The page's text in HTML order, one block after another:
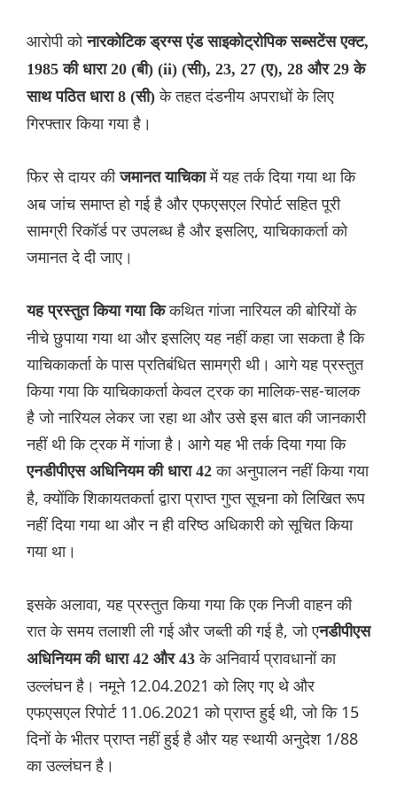
आरोपी कोनारकोटिक ड्रग्स एंड साइकोट्रोपिक सब्सटेंस एक्ट,
1985 की धारा 20 (बी) (ii) (सी), 23, 27 (ए), 28 और 29 के
साथ पठित धारा 8 (सी) के तहत दंडनीय अपराधों के लिए
गिरफ्तार किया गया है।
फिर से दायर कीजमानत याचिकामें यह तर्क दिया गया था कि
अब जांच समाप्त हो गई है और एफएसएल रिपोर्ट सहित पूरी
सामग्री रिकॉर्ड पर उपलब्ध है और इसलिए, याचिकाकर्ता को
जमानत दे दी जाए।
यह प्रस्तुत किया गया किकथित गांजा नारियल की बोरियों के
नीचे छुपाया गया था और इसलिए यह नहीं कहा जा सकता है कि
याचिकाकर्ता के पास प्रतिबंधित सामग्री थी। आगे यह प्रस्तुत
किया गया कि याचिकाकर्ता केवल ट्रक का मालिक-सह-चालक
है जो नारियल लेकर जा रहा था और उसे इस बात की जानकारी
नहीं थी कि ट्रक में गांजा है। आगे यह भी तर्क दिया गया कि
एनडीपीएस अधिनियम की धारा 42 का अनुपालन नहीं किया गया
है, क्योंकि शिकायतकर्ता द्वारा प्राप्त गुप्त सूचना को लिखित रूप
नहीं दिया गया था और न ही वरिष्ठ अधिकारी को सूचित किया
गया था।
इसके अलावा, यह प्रस्तुत किया गया कि एक निजी वाहन की
रात के समय तलाशी ली गई और जब्ती की गई है, जो एनडीपीएस
अधिनियम की धारा 42 और 43 के अनिवार्य प्रावधानों का
उल्लंघन है। नमूने 12.04.2021 को लिए गए थे और
एफएसएल रिपोर्ट 11.06.2021 को प्राप्त हुई थी, जो कि 15
दिनों के भीतर प्राप्त नहीं हुई है और यह स्थायी अनुदेश 1/88
का उल्लंघन है।